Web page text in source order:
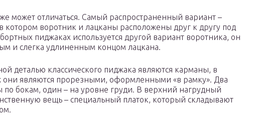
может отличаться. Самый распространенный вариант –
котором воротник и лацканы расположены друг к другу под
пиджаках используется другой вариант воротника, он
и слегка удлиненным концом лацкана.
деталью классического пиджака являются карманы, в
они являются прорезными, оформленными «в рамку». Два
по бокам, один – на уровне груди. В верхний нагрудный
вещь – специальный платок, который складывают